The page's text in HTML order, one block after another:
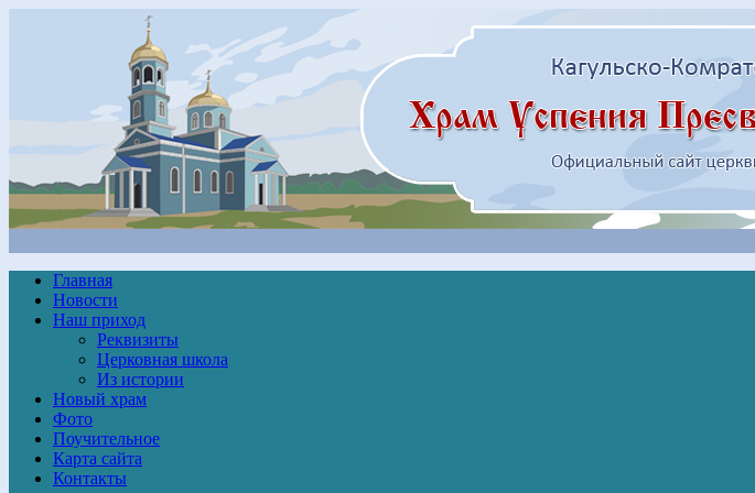
Главная
Новости
Наш приход
Реквизиты
Церковная школа
Из истории
Новый храм
Фото
Поучительное
Карта сайта
Контакты